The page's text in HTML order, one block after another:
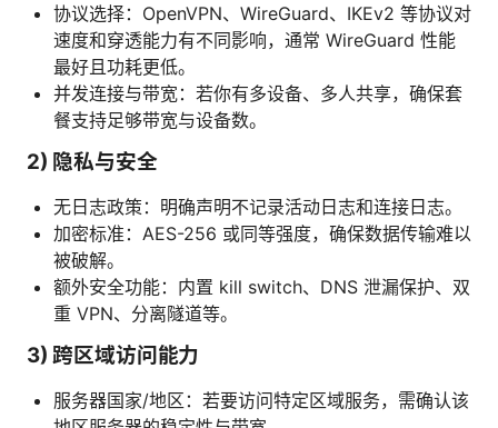
协议选择：OpenVPN、WireGuard、IKEv2 等协议对
速度和穿透能力有不同影响，通常 WireGuard 性能
最好且功耗更低。
并发连接与带宽：若你有多设备、多人共享，确保套
餐支持足够带宽与设备数。
2) 隐私与安全
无日志政策：明确声明不记录活动日志和连接日志。
加密标准：AES-256 或同等强度，确保数据传输难以
被破解。
额外安全功能：内置 kill switch、DNS 泄漏保护、双
重 VPN、分离隧道等。
3) 跨区域访问能力
服务器国家/地区：若要访问特定区域服务，需确认该